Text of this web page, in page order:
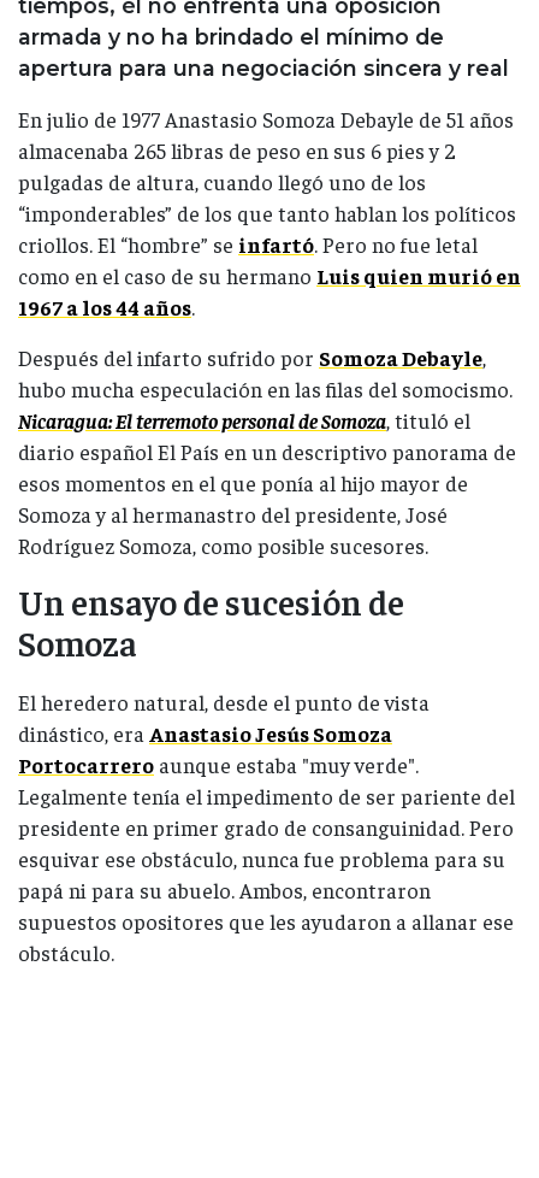
tiempos, él no enfrenta una oposición
armada y no ha brindado el mínimo de
apertura para una negociación sincera y real
En julio de 1977 Anastasio Somoza Debayle de 51 años
almacenaba 265 libras de peso en sus 6 pies y 2
pulgadas de altura, cuando llegó uno de los
“imponderables” de los que tanto hablan los políticos
criollos. El “hombre” se infartó. Pero no fue letal
como en el caso de su hermano Luis quien murió en
1967 a los 44 años.
Después del infarto sufrido por Somoza Debayle,
hubo mucha especulación en las filas del somocismo.
Nicaragua:El terremoto personal de Somoza, tituló el
diario español El País en un descriptivo panorama de
esos momentos en el que ponía al hijo mayor de
Somoza y al hermanastro del presidente, José
Rodríguez Somoza, como posible sucesores.
Un ensayo de sucesión de
Somoza
El heredero natural, desde el punto de vista
dinástico, era Anastasio Jesús Somoza
Portocarrero aunque estaba "muy verde".
Legalmente tenía el impedimento de ser pariente del
presidente en primer grado de consanguinidad. Pero
esquivar ese obstáculo, nunca fue problema para su
papá ni para su abuelo. Ambos, encontraron
supuestos opositores que les ayudaron a allanar ese
obstáculo.